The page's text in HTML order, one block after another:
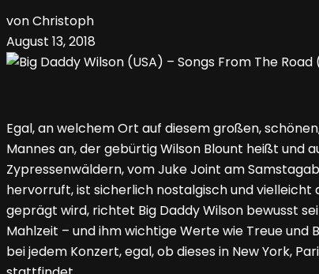
von Christoph
August 13, 2018
Egal, an welchem Ort auf diesem großen,
Mannes an, der gebürtig Wilson Blount heißt und
Zypressenwäldern, vom Juke Joint am
hervorruft, ist sicherlich nostalgisch und
geprägt wird, richtet Big Daddy Wilson bewusst
Mahlzeit – und ihm wichtige Werte wie Treue
bei jedem Konzert, egal, ob dieses in New York,